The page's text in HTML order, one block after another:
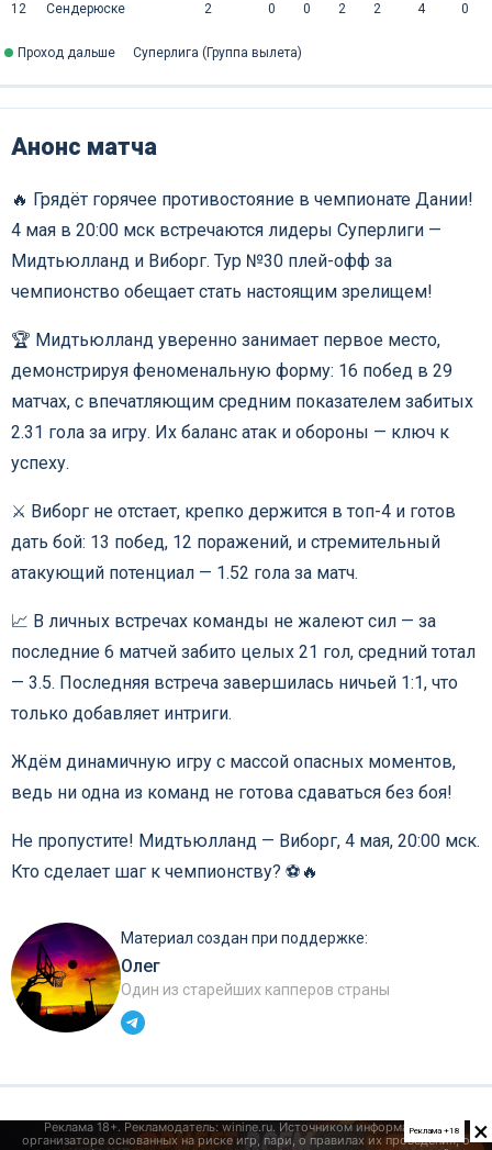
12 Сендерюске 2 0 0 2 2 4 0
Проход дальше Суперлига (Группа вылета)
Анонс матча
🔥 Грядёт горячее противостояние в чемпионате Дании!
4 мая в 20:00 мск встречаются лидеры Суперлиги —
Мидтьюлланд и Виборг. Тур №30 плей-офф за
чемпионство обещает стать настоящим зрелищем!
🏆 Мидтьюлланд уверенно занимает первое место,
демонстрируя феноменальную форму: 16 побед в 29
матчах, с впечатляющим средним показателем забитых
2.31 гола за игру. Их баланс атак и обороны — ключ к
успеху.
⚔️ Виборг не отстает, крепко держится в топ-4 и готов
дать бой: 13 побед, 12 поражений, и стремительный
атакующий потенциал — 1.52 гола за матч.
📈 В личных встречах команды не жалеют сил — за
последние 6 матчей забито целых 21 гол, средний тотал
— 3.5. Последняя встреча завершилась ничьей 1:1, что
только добавляет интриги.
Ждём динамичную игру с массой опасных моментов,
ведь ни одна из команд не готова сдаваться без боя!
Не пропустите! Мидтьюлланд — Виборг, 4 мая, 20:00 мск.
Кто сделает шаг к чемпионству? ⚽️🔥
Материал создан при поддержке:
Олег
Один из старейших капперов страны
×
Реклама +18